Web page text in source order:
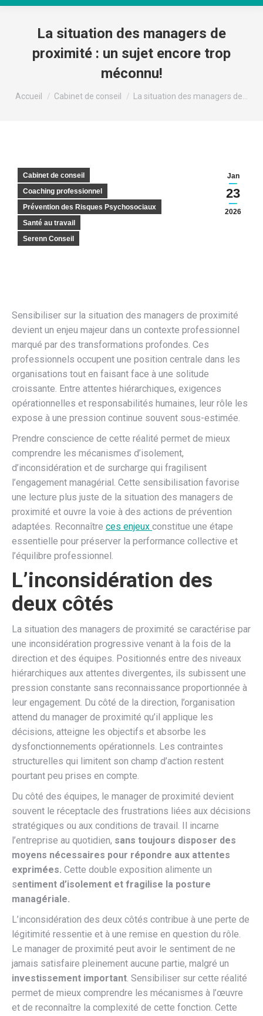
La situation des managers de
proximité : un sujet encore trop
méconnu!
Vous êtes ici :
Accueil Cabinet de conseil La situation des managers de…
Jan
23
2026
Cabinet de conseil
Coaching professionnel
Prévention des Risques Psychosociaux
Santé au travail
Serenn Conseil
Sensibiliser sur la situation des managers de proximité
devient un enjeu majeur dans un contexte professionnel
marqué par des transformations profondes. Ces
professionnels occupent une position centrale dans les
organisations tout en faisant face à une solitude
croissante. Entre attentes hiérarchiques, exigences
opérationnelles et responsabilités humaines, leur rôle les
expose à une pression continue souvent sous-estimée.
Prendre conscience de cette réalité permet de mieux
comprendre les mécanismes d’isolement,
d’inconsidération et de surcharge qui fragilisent
l’engagement managérial. Cette sensibilisation favorise
une lecture plus juste de la situation des managers de
proximité et ouvre la voie à des actions de prévention
adaptées. Reconnaître ces enjeux constitue une étape
essentielle pour préserver la performance collective et
l’équilibre professionnel.
L’inconsidération des
deux côtés
La situation des managers de proximité se caractérise par
une inconsidération progressive venant à la fois de la
direction et des équipes. Positionnés entre des niveaux
hiérarchiques aux attentes divergentes, ils subissent une
pression constante sans reconnaissance proportionnée à
leur engagement. Du côté de la direction, l’organisation
attend du manager de proximité qu’il applique les
décisions, atteigne les objectifs et absorbe les
dysfonctionnements opérationnels. Les contraintes
structurelles qui limitent son champ d’action restent
pourtant peu prises en compte.
Du côté des équipes, le manager de proximité devient
souvent le réceptacle des frustrations liées aux décisions
stratégiques ou aux conditions de travail. Il incarne
l’entreprise au quotidien, sans toujours disposer des
moyens nécessaires pour répondre aux attentes
exprimées. Cette double exposition alimente un
sentiment d’isolement et fragilise la posture
managériale.
L’inconsidération des deux côtés contribue à une perte de
légitimité ressentie et à une remise en question du rôle.
Le manager de proximité peut avoir le sentiment de ne
jamais satisfaire pleinement aucune partie, malgré un
investissement important. Sensibiliser sur cette réalité
permet de mieux comprendre les mécanismes à l’œuvre
et de reconnaître la complexité de cette fonction. Cette